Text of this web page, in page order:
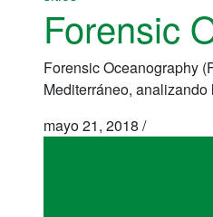
Forensic
Forensic Oceanography
Mediterráneo,
mayo 21, 2018 /